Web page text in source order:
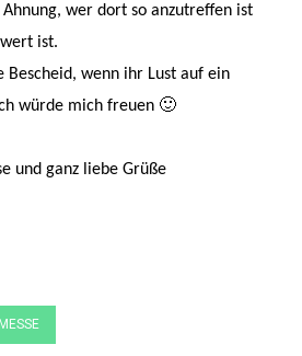
wer dort so anzutreffen ist
ist.
wenn ihr Lust auf ein
würde mich freuen 🙂
und ganz liebe Grüße